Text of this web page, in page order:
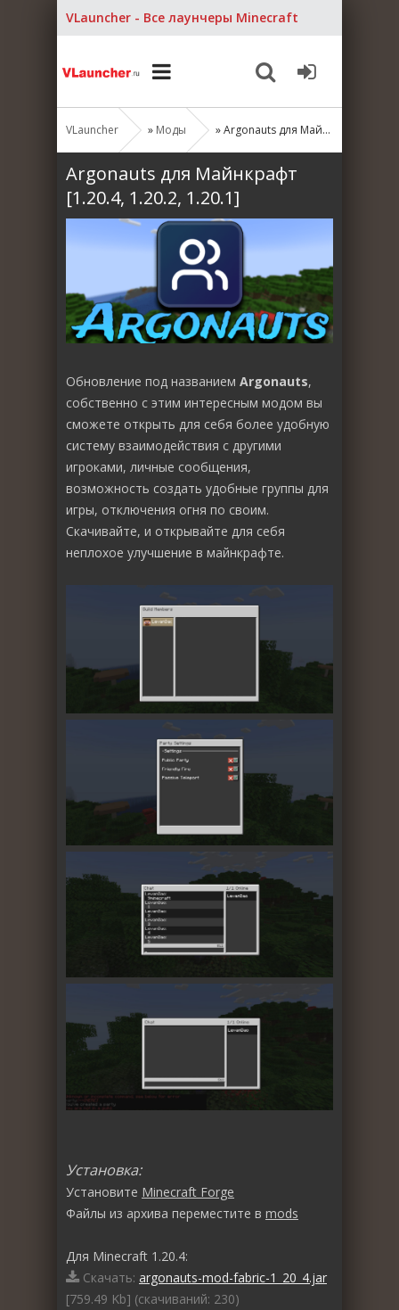
VLauncher - Все лаунчеры Minecraft
VLauncher » Моды » Argonauts для Майнкрафт [1.20.4, 1.20.2, 1.20.1]
Argonauts для Майнкрафт
[1.20.4, 1.20.2, 1.20.1]
Обновление под названием Argonauts,
собственно с этим интересным модом вы
сможете открыть для себя более удобную
систему взаимодействия с другими
игроками, личные сообщения,
возможность создать удобные группы для
игры, отключения огня по своим.
Скачивайте, и открывайте для себя
неплохое улучшение в майнкрафте.
Установка:
Установите Minecraft Forge
Файлы из архива переместите в mods
Для Minecraft 1.20.4:
Скачать: argonauts-mod-fabric-1_20_4.jar
[759.49 Kb] (cкачиваний: 230)